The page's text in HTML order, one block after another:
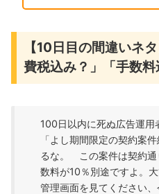
【10日目の間違いネ
費税込み？」「手数
100日以内に死ぬ広告運用
「よし期間限定の契約案
るな。 この案件は契約通
数料が10％別途ですよ。
管理画面を見てください